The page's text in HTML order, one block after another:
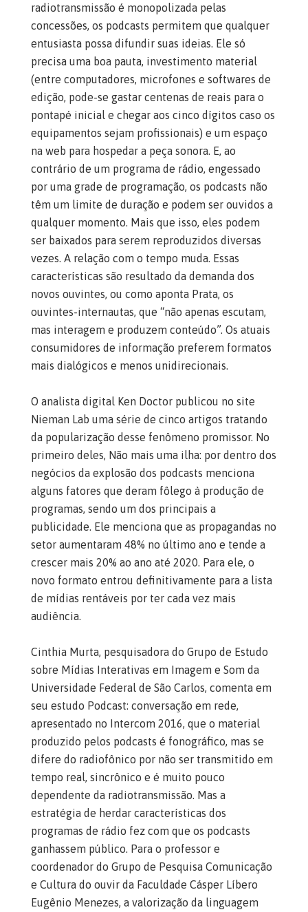
radiotransmissão é monopolizada pelas
concessões, os podcasts permitem que qualquer
entusiasta possa difundir suas ideias. Ele só
precisa uma boa pauta, investimento material
(entre computadores, microfones e softwares de
edição, pode-se gastar centenas de reais para o
pontapé inicial e chegar aos cinco dígitos caso os
equipamentos sejam profissionais) e um espaço
na web para hospedar a peça sonora. E, ao
contrário de um programa de rádio, engessado
por uma grade de programação, os podcasts não
têm um limite de duração e podem ser ouvidos a
qualquer momento. Mais que isso, eles podem
ser baixados para serem reproduzidos diversas
vezes. A relação com o tempo muda. Essas
características são resultado da demanda dos
novos ouvintes, ou como aponta Prata, os
ouvintes-internautas, que “não apenas escutam,
mas interagem e produzem conteúdo”. Os atuais
consumidores de informação preferem formatos
mais dialógicos e menos unidirecionais.
O analista digital Ken Doctor publicou no site
Nieman Lab uma série de cinco artigos tratando
da popularização desse fenômeno promissor. No
primeiro deles, Não mais uma ilha: por dentro dos
negócios da explosão dos podcasts menciona
alguns fatores que deram fôlego à produção de
programas, sendo um dos principais a
publicidade. Ele menciona que as propagandas no
setor aumentaram 48% no último ano e tende a
crescer mais 20% ao ano até 2020. Para ele, o
novo formato entrou definitivamente para a lista
de mídias rentáveis por ter cada vez mais
audiência.
Cinthia Murta, pesquisadora do Grupo de Estudo
sobre Mídias Interativas em Imagem e Som da
Universidade Federal de São Carlos, comenta em
seu estudo Podcast: conversação em rede,
apresentado no Intercom 2016, que o material
produzido pelos podcasts é fonográfico, mas se
difere do radiofônico por não ser transmitido em
tempo real, sincrônico e é muito pouco
dependente da radiotransmissão. Mas a
estratégia de herdar características dos
programas de rádio fez com que os podcasts
ganhassem público. Para o professor e
coordenador do Grupo de Pesquisa Comunicação
e Cultura do ouvir da Faculdade Cásper Líbero
Eugênio Menezes, a valorização da linguagem